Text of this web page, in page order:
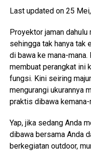
Last updated on 25
Proyektor jaman
sehingga tak hanya tak
di bawa ke mana-
membuat perangkat ini
fungsi. Kini seiring
mengurangi ukurannya
praktis dibawa
Yap, jika sedang Anda
dibawa bersama Anda
berkegiatan outdoor,